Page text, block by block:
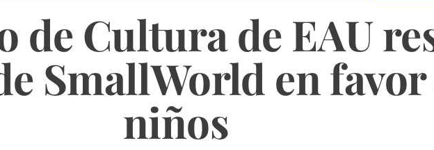
de Cultura de EAU
SmallWorld en
niños